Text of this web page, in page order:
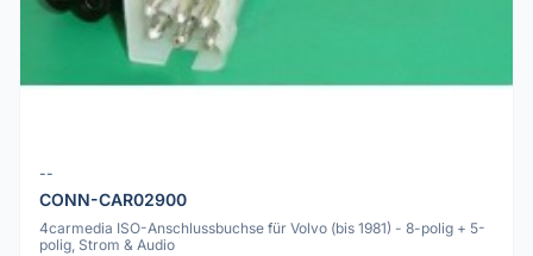
--
CONN-CAR02900
4carmedia ISO-Anschlussbuchse für Volvo (bis 1981) - 8-polig + 5-
polig, Strom & Audio